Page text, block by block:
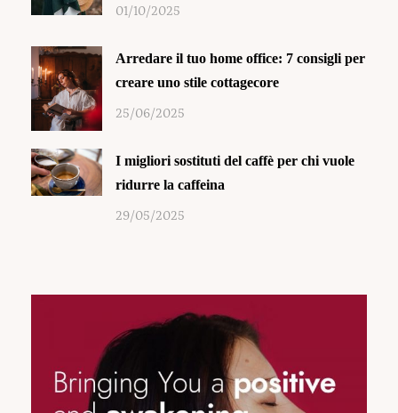
01/10/2025
Arredare il tuo home office: 7 consigli per
creare uno stile cottagecore
25/06/2025
I migliori sostituti del caffè per chi vuole
ridurre la caffeina
29/05/2025